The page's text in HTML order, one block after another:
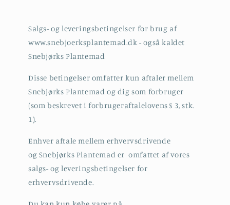
Salgs- og leveringsbetingelser for brug af
www.snebjoerksplantemad.dk - også kaldet
Snebjørks Plantemad
Disse betingelser omfatter kun aftaler mellem
Snebjørks Plantemad og dig som forbruger
(som beskrevet i forbrugeraftalelovens § 3, stk.
1).
Enhver aftale mellem erhvervsdrivende
og Snebjørks Plantemad er omfattet af vores
salgs- og leveringsbetingelser for
erhvervsdrivende.